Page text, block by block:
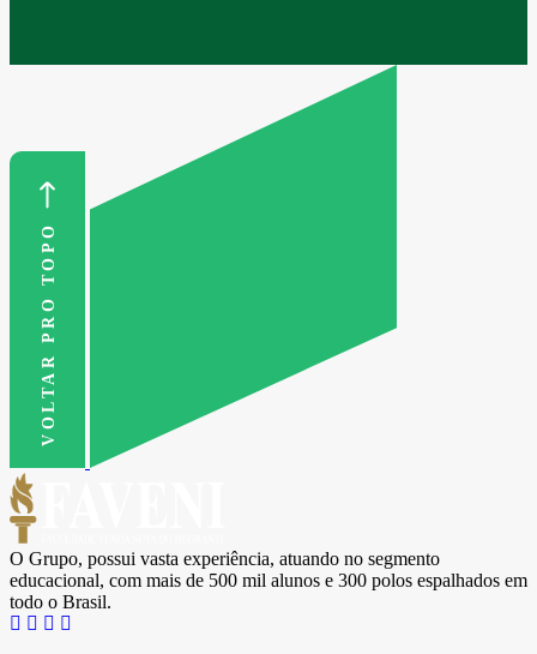
VOLTAR PRO TOPO
O Grupo, possui vasta experiência, atuando no segmento
educacional, com mais de 500 mil alunos e 300 polos espalhados em
todo o Brasil.